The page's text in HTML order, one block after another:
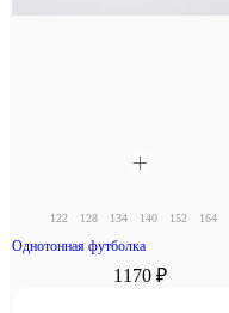
122 128 134 140 152 164
Однотонная футболка
1170 ₽